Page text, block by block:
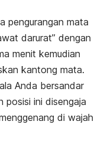
pengurangan mata
darurat” dengan
menit kemudian
kantong mata.
Anda bersandar
posisi ini disengaja
di wajah